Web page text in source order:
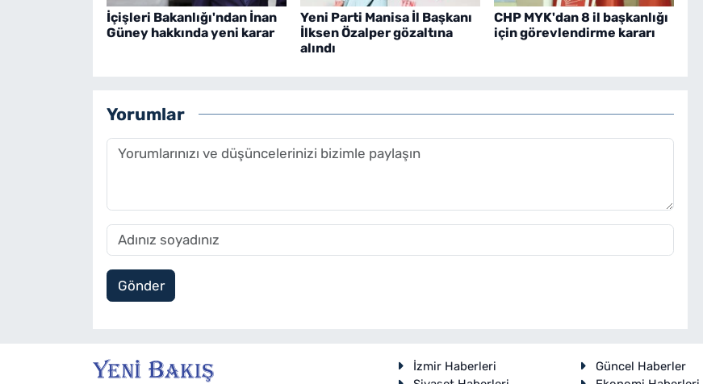
İçişleri Bakanlığı'ndan İnan
Güney hakkında yeni karar
Yeni Parti Manisa İl Başkanı
İlksen Özalper gözaltına
alındı
CHP MYK'dan 8 il başkanlığı
için görevlendirme kararı
Yorumlar
Gönder
İzmir Haberleri
Güncel Haberler